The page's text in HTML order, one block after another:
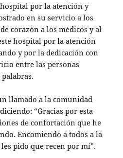
por la atención y
en su servicio a los
corazón a los médicos y al
hospital por la atención
y por la dedicación con
entre las personas
llamado a la comunidad
“Gracias por esta
de confortación que he
Encomiendo a todos a la
pido que recen por mí”.